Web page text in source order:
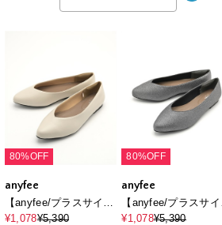
80%OFF
anyfee
【anyfee/プラスサイ
ズ】ポインテッドトゥ
¥1,078¥5,390
80%OFF
anyfee
【anyfee/プラスサイ
ズ】ポインテッドトゥ
¥1,078¥5,390